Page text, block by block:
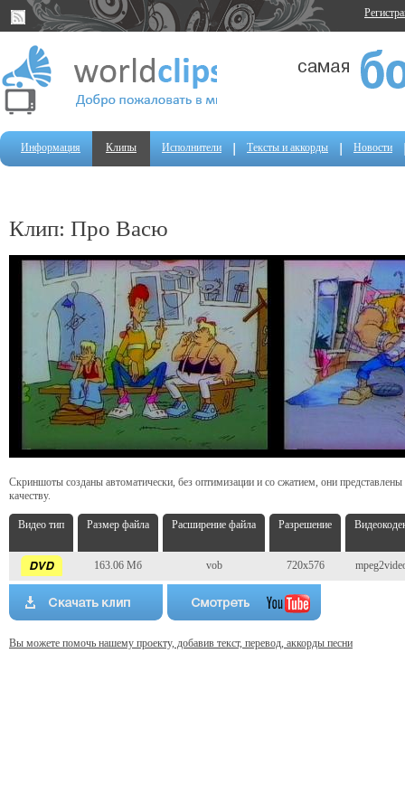
Информация Клипы Исполнители Тексты и аккорды Новости
Клип: Про Васю
Скриншоты созданы автоматически, без оптимизации и со сжатием, они
качеству.
Видео тип Размер файла Расширение файла Разрешение
163.06 Мб vob 720x576
Вы можете помочь нашему проекту, добавив текст, перевод, аккорды песни